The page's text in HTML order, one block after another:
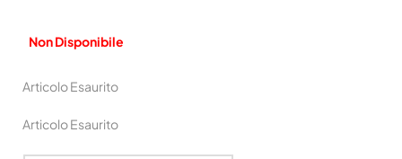
Non Disponibile
Articolo Esaurito
Articolo Esaurito